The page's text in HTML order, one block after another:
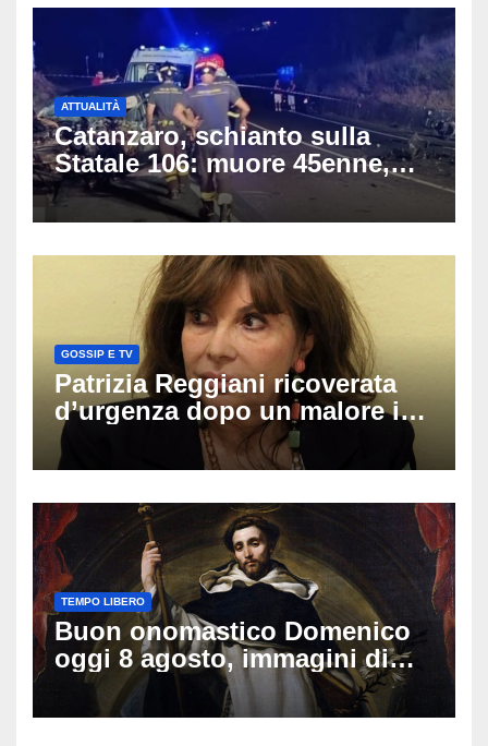
ATTUALITÀ
Catanzaro, schianto sulla
Statale 106: muore 45enne,
coinvolti un’auto, un suv e
una moto
GOSSIP E TV
Patrizia Reggiani ricoverata
d’urgenza dopo un malore in
vacanza: come sta oggi l’ex
Lady Gucci
TEMPO LIBERO
Buon onomastico Domenico
oggi 8 agosto, immagini di
auguri da condividere